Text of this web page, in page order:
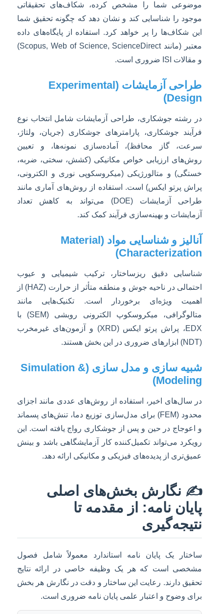
موضوعی شما را مشخص کرده، شکاف‌های تحقیقاتی
موجود را شناسایی کند و نشان دهد که چگونه تحقیق شما
این شکاف‌ها را پر خواهد کرد. استفاده از پایگاه‌های داده
معتبر (مانند Scopus, Web of Science, ScienceDirect)
و مقالات ISI ضروری است.
طراحی آزمایشات (Experimental
Design)
در رشته جوشکاری، طراحی آزمایشات شامل انتخاب نوع
فرآیند جوشکاری، پارامترهای جوشکاری (جریان، ولتاژ،
سرعت، گاز محافظ)، آماده‌سازی نمونه‌ها، و تعیین
روش‌های ارزیابی خواص مکانیکی (کشش، سختی، ضربه،
خستگی) و متالورژیکی (میکروسکوپی نوری و الکترونی،
پراش پرتو ایکس) است. استفاده از روش‌های آماری مانند
طراحی آزمایشات (DOE) می‌تواند به کاهش تعداد
آزمایشات و بهینه‌سازی فرآیند کمک کند.
آنالیز و شناسایی مواد (Material
Characterization)
شناسایی دقیق ریزساختار، ترکیب شیمیایی و عیوب
احتمالی در ناحیه جوش و منطقه متأثر از حرارت (HAZ) از
اهمیت ویژه‌ای برخوردار است. تکنیک‌هایی مانند
متالوگرافی، میکروسکوپ الکترونی روبشی (SEM) با
EDX، پراش پرتو ایکس (XRD) و آزمون‌های غیرمخرب
(NDT) ابزارهای ضروری در این بخش هستند.
شبیه سازی و مدل سازی (Simulation &
Modeling)
در سال‌های اخیر، استفاده از روش‌های عددی مانند اجزای
محدود (FEM) برای مدل‌سازی توزیع دما، تنش‌های پسماند
و اعوجاج در حین و پس از جوشکاری رواج یافته است. این
رویکرد می‌تواند تکمیل‌کننده کار آزمایشگاهی باشد و بینش
عمیق‌تری از پدیده‌های فیزیکی و مکانیکی ارائه دهد.
✍️ نگارش بخش‌های اصلی
پایان نامه: از مقدمه تا
نتیجه‌گیری
ساختار یک پایان نامه استاندارد معمولاً شامل فصول
مشخصی است که هر یک وظیفه خاصی در ارائه نتایج
تحقیق دارند. رعایت این ساختار و دقت در نگارش هر بخش
برای وضوح و اعتبار علمی پایان نامه ضروری است.